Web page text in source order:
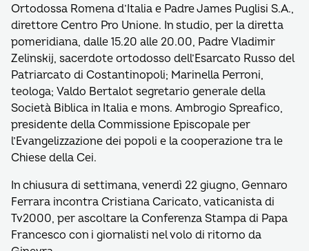
Ortodossa Romena d’Italia e Padre James Puglisi S.A.,
direttore Centro Pro Unione. In studio, per la diretta
pomeridiana, dalle 15.20 alle 20.00, Padre Vladimir
Zelinskij, sacerdote ortodosso dell’Esarcato Russo del
Patriarcato di Costantinopoli; Marinella Perroni,
teologa; Valdo Bertalot segretario generale della
Società Biblica in Italia e mons. Ambrogio Spreafico,
presidente della Commissione Episcopale per
l’Evangelizzazione dei popoli e la cooperazione tra le
Chiese della Cei.
In chiusura di settimana, venerdì 22 giugno, Gennaro
Ferrara incontra Cristiana Caricato, vaticanista di
Tv2000, per ascoltare la Conferenza Stampa di Papa
Francesco con i giornalisti nel volo di ritorno da